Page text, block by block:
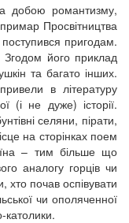
добою романтизму,
Просвітництва
пригодам.
його приклад
та багато інших.
в літературу
(і не дуже) історії.
селяни, пірати,
на сторінках поем
– тим більше що
аналогу горців чи
хто почав оспівувати
чи ополяченної
католики.